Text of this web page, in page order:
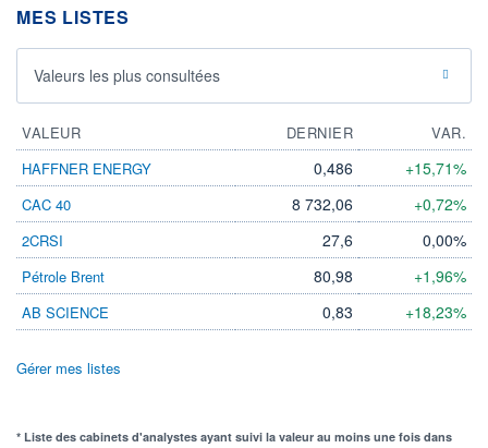
MES LISTES
Valeurs les plus consultées
VALEUR DERNIER
VAR.
HAFFNER ENERGY
0,486 +15,71%
CAC 40 8 732,06 +0,72%
2CRSI 27,6 0,00%
Pétrole Brent 80,98 +1,96%
AB SCIENCE 0,83 +18,23%
Gérer mes listes
* Liste des cabinets d'analystes ayant suivi la valeur au moins une fois dans